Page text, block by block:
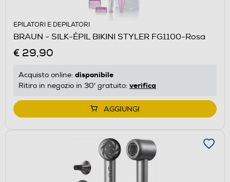
EPILATORI E DEPILATORI
BRAUN - SILK-ÉPIL BIKINI STYLER FG1100-Rosa
€ 29,90
Acquisto online: disponibile
Ritiro in negozio in 30' gratuito: verifica
AGGIUNGI